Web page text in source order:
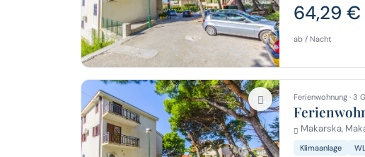
64,29 €
ab / Nacht
Ferienwohnung · 3
Makarska,
Klimaanlage